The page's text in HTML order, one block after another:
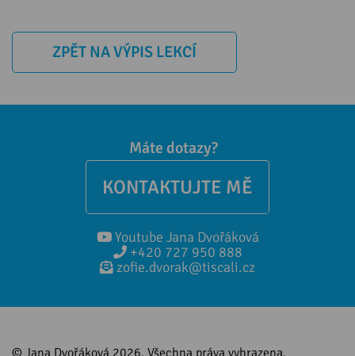
ZPĚT NA VÝPIS LEKCÍ
Máte dotazy?
KONTAKTUJTE MĚ
Youtube Jana Dvořáková
+420 727 950 888
zofie.dvorak@tiscali.cz